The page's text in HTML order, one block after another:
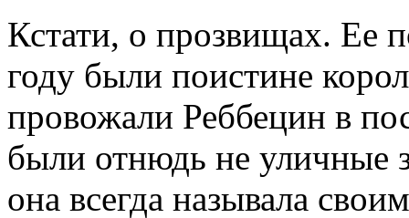
Кстати, о прозвищах. Ее
году были поистине
провожали Реббецин в
были отнюдь не уличные
она всегда называла